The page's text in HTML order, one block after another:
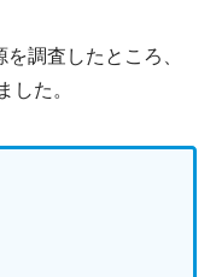
調査したところ、
した。